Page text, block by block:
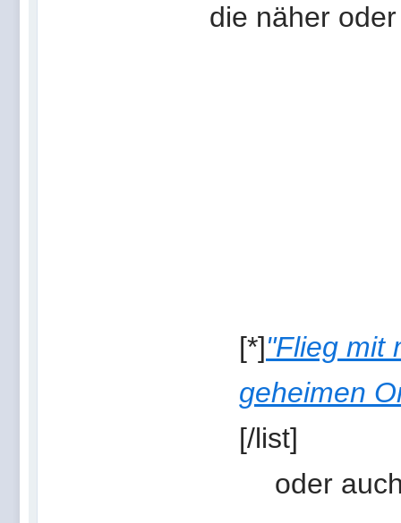
die näher
[*]"Flieg mit
geheimen
[/list]
oder